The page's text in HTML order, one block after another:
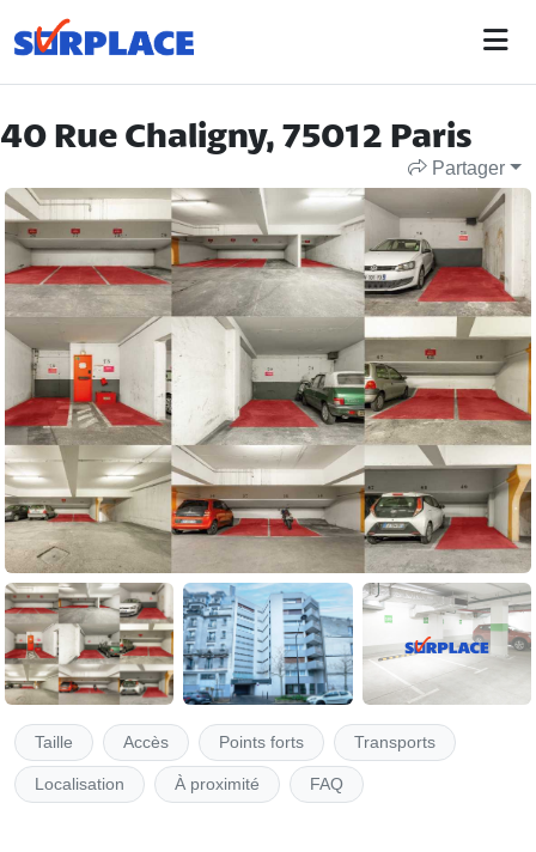
40 Rue Chaligny, 75012 Paris
Partager
Taille Accès Points forts Transports
Localisation À proximité FAQ